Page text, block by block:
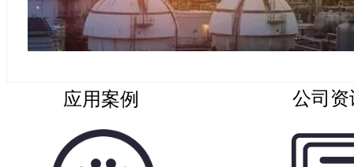
应用案例 公司资